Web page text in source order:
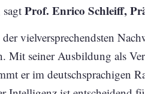
Prof. Enrico Schleiff,
vielversprechendsten
Mit seiner Ausbildung als
er im deutschsprachigen